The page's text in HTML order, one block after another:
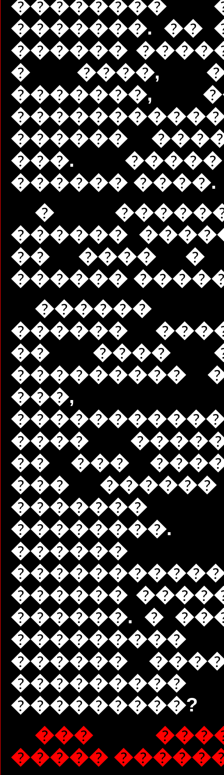
��������
�������. ��
������
� ����,
�������,
������
���.
������ ����.
�
������
�� ���� �
������
������
�� ����
���������
���,
����
�� ���
���
������
������. �
���������
������
���������
���������?
���
�����